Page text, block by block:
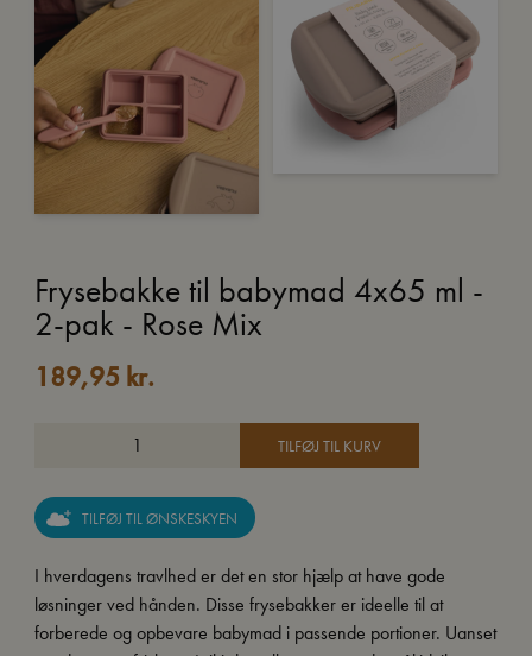
Frysebakke til babymad 4x65 ml -
2-pak - Rose Mix
189,95 kr.
TILFØJ TIL KURV
TILFØJ TIL ØNSKESKYEN
I hverdagens travlhed er det en stor hjælp at have gode
løsninger ved hånden. Disse frysebakker er ideelle til at
forberede og opbevare babymad i passende portioner. Uanset